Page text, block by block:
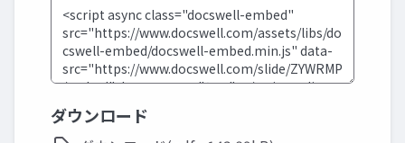
ダウンロード